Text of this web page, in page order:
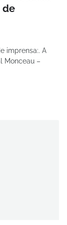
de
imprensa:. A
Monceau –